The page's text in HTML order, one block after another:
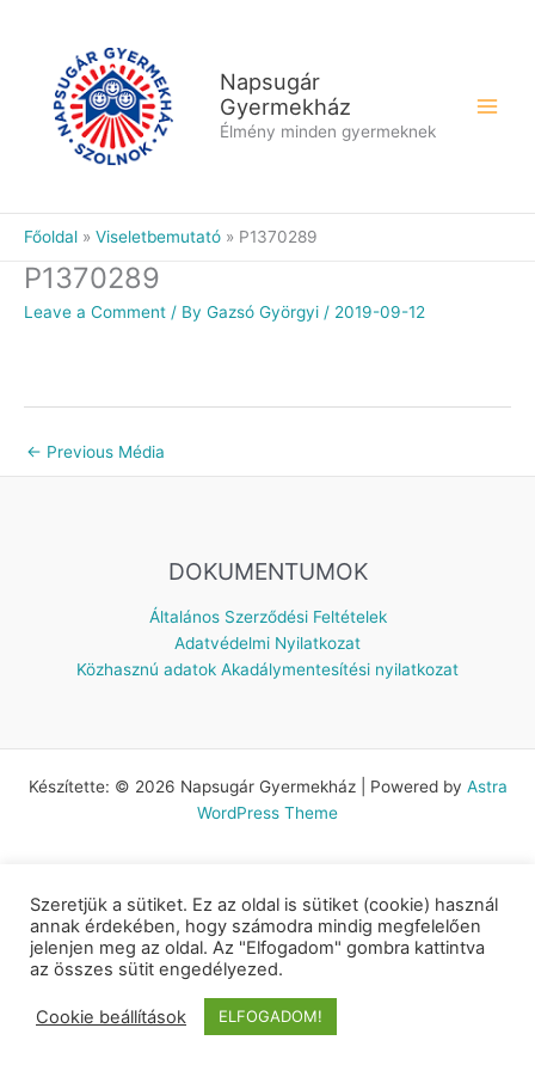
Napsugár
Gyermekház
Élmény minden gyermeknek
Főoldal Viseletbemutató P1370289
P1370289
Leave a Comment / By Gazsó Györgyi / 2019-09-12
← Previous Média
DOKUMENTUMOK
Általános Szerződési Feltételek
Adatvédelmi Nyilatkozat
Közhasznú adatok Akadálymentesítési nyilatkozat
Készítette: © 2026 Napsugár Gyermekház | Powered by Astra
WordPress Theme
Szeretjük a sütiket. Ez az oldal is sütiket (cookie) használ
annak érdekében, hogy számodra mindig megfelelően
jelenjen meg az oldal. Az "Elfogadom" gombra kattintva
az összes sütit engedélyezed.
Cookie beállítások ELFOGADOM!